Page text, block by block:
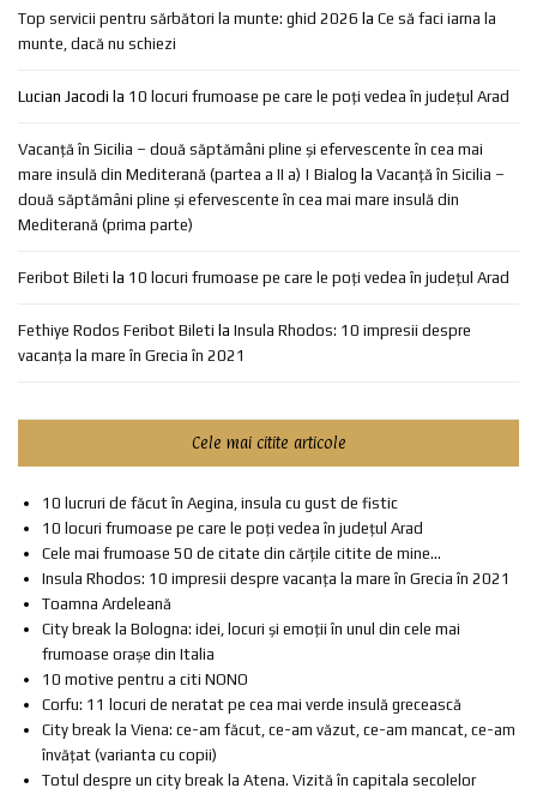
Top servicii pentru sărbători la munte: ghid 2026 la Ce să faci iarna la
munte, dacă nu schiezi
Lucian Jacodi la 10 locuri frumoase pe care le poți vedea în județul Arad
Vacanță în Sicilia – două săptămâni pline și efervescente în cea mai
mare insulă din Mediterană (partea a II a) | Bialog la Vacanță în Sicilia –
două săptămâni pline și efervescente în cea mai mare insulă din
Mediterană (prima parte)
Feribot Bileti la 10 locuri frumoase pe care le poți vedea în județul Arad
Fethiye Rodos Feribot Bileti la Insula Rhodos: 10 impresii despre
vacanța la mare în Grecia în 2021
Cele mai citite articole
10 lucruri de făcut în Aegina, insula cu gust de fistic
10 locuri frumoase pe care le poți vedea în județul Arad
Cele mai frumoase 50 de citate din cărțile citite de mine...
Insula Rhodos: 10 impresii despre vacanța la mare în Grecia în 2021
Toamna Ardeleană
City break la Bologna: idei, locuri și emoții în unul din cele mai
frumoase orașe din Italia
10 motive pentru a citi NONO
Corfu: 11 locuri de neratat pe cea mai verde insulă grecească
City break la Viena: ce-am făcut, ce-am văzut, ce-am mancat, ce-am
învățat (varianta cu copii)
Totul despre un city break la Atena. Vizită în capitala secolelor